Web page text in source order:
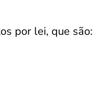
por lei, que são: